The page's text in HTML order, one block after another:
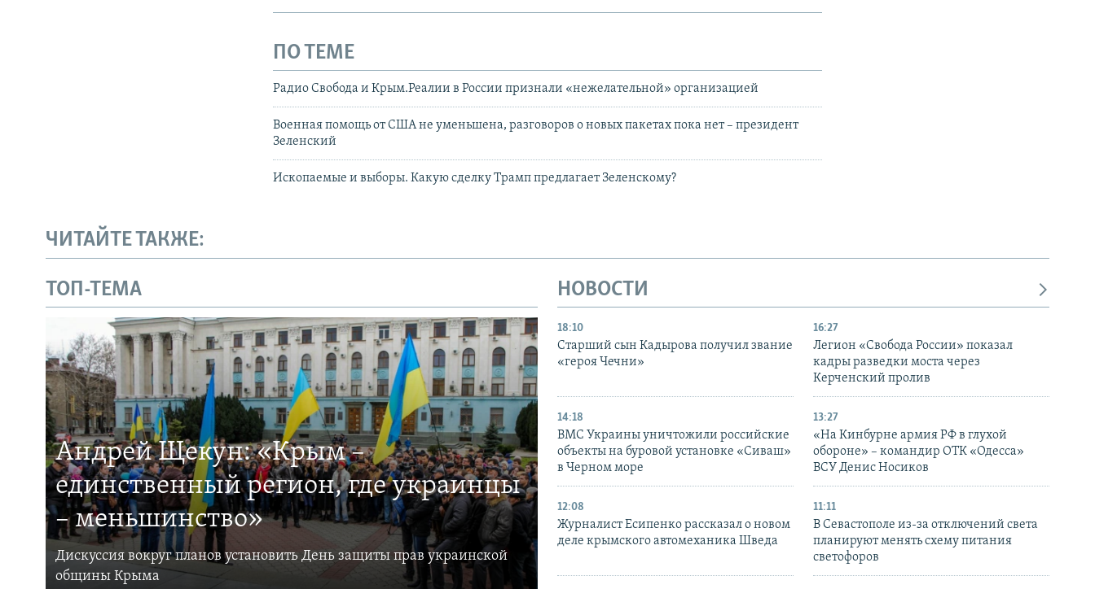
ПО ТЕМЕ
Радио Свобода и Крым.Реалии в России признали «нежелательной» организацией
Военная помощь от США не уменьшена, разговоров о новых пакетах пока нет – президент
Зеленский
Ископаемые и выборы. Какую сделку Трамп предлагает Зеленскому?
ЧИТАЙТЕ ТАКЖЕ:
ТОП-ТЕМА
Андрей Щекун: «Крым –
единственный регион, где украинцы
– меньшинство»
Дискуссия вокруг планов установить День защиты прав украинской
общины Крыма
НОВОСТИ
18:10
Старший сын Кадырова получил звание
«героя Чечни»
16:27
Легион «Свобода России» показал
кадры разведки моста через
Керченский пролив
14:18
ВМС Украины уничтожили российские
объекты на буровой установке «Сиваш»
в Черном море
13:27
«На Кинбурне армия РФ в глухой
обороне» – командир ОТК «Одесса»
ВСУ Денис Носиков
12:08
Журналист Есипенко рассказал о новом
деле крымского автомеханика Шведа
11:11
В Севастополе из-за отключений света
планируют менять схему питания
светофоров